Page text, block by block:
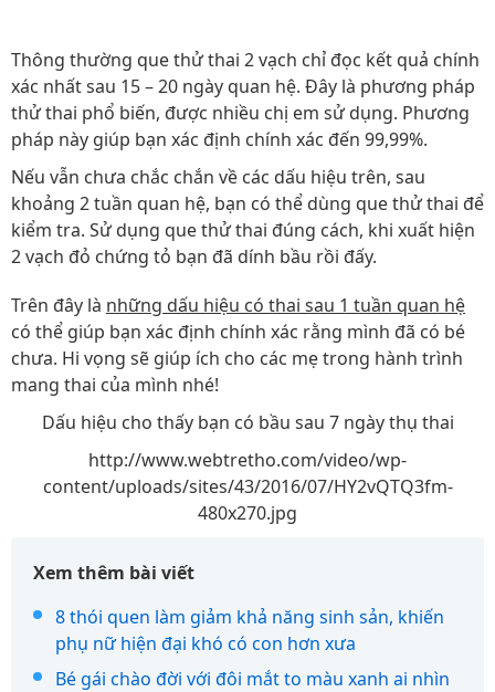
Thông thường que thử thai 2 vạch chỉ đọc kết quả chính
xác nhất sau 15 – 20 ngày quan hệ. Đây là phương pháp
thử thai phổ biến, được nhiều chị em sử dụng. Phương
pháp này giúp bạn xác định chính xác đến 99,99%.
Nếu vẫn chưa chắc chắn về các dấu hiệu trên, sau
khoảng 2 tuần quan hệ, bạn có thể dùng que thử thai để
kiểm tra. Sử dụng que thử thai đúng cách, khi xuất hiện
2 vạch đỏ chứng tỏ bạn đã dính bầu rồi đấy.
Trên đây là những dấu hiệu có thai sau 1 tuần quan hệ
có thể giúp bạn xác định chính xác rằng mình đã có bé
chưa. Hi vọng sẽ giúp ích cho các mẹ trong hành trình
mang thai của mình nhé!
Dấu hiệu cho thấy bạn có bầu sau 7 ngày thụ thai
http://www.webtretho.com/video/wp-
content/uploads/sites/43/2016/07/HY2vQTQ3fm-
480x270.jpg
Xem thêm bài viết
8 thói quen làm giảm khả năng sinh sản, khiến
phụ nữ hiện đại khó có con hơn xưa
Bé gái chào đời với đôi mắt to màu xanh ai nhìn